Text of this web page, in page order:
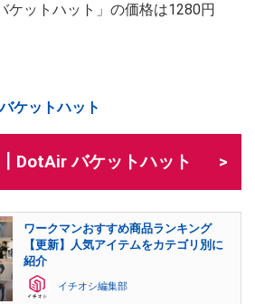
ケットハット」の価格は1280円
ケットハット
バケットハット
ワークマンおすすめ商品ランキング
【更新】人気アイテムをカテゴリ別に
紹介
イチオシ編集部